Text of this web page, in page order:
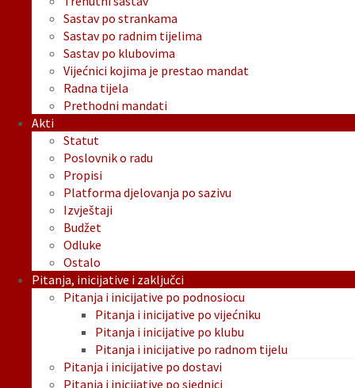
Sastav po strankama
Sastav po radnim tijelima
Sastav po klubovima
Vijećnici kojima je prestao mandat
Radna tijela
Prethodni mandati
Akti
Statut
Poslovnik o radu
Propisi
Platforma djelovanja po sazivu
Izvještaji
Budžet
Odluke
Ostalo
Pitanja, inicijative i zaključci
Pitanja i inicijative po podnosiocu
Pitanja i inicijative po vijećniku
Pitanja i inicijative po klubu
Pitanja i inicijative po radnom tijelu
Pitanja i inicijative po dostavi
Pitanja i inicijative po sjednici